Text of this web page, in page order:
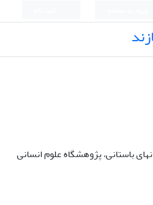
باستانی، پژوهشگاه علوم انسانی